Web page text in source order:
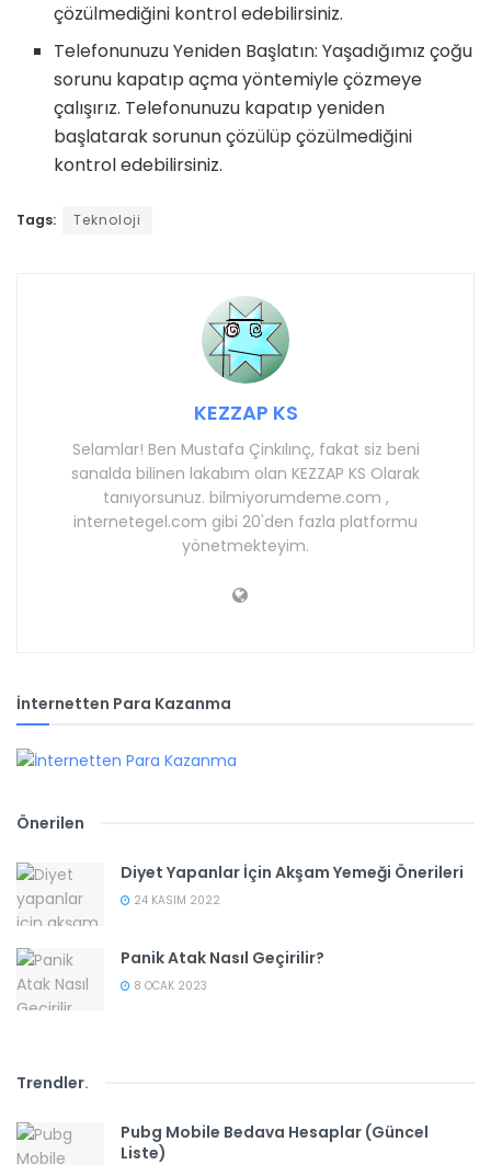
çözülmediğini kontrol edebilirsiniz.
Telefonunuzu Yeniden Başlatın: Yaşadığımız çoğu
sorunu kapatıp açma yöntemiyle çözmeye
çalışırız. Telefonunuzu kapatıp yeniden
başlatarak sorunun çözülüp çözülmediğini
kontrol edebilirsiniz.
Tags: Teknoloji
KEZZAP KS
Selamlar! Ben Mustafa Çinkılınç, fakat siz beni
sanalda bilinen lakabım olan KEZZAP KS Olarak
tanıyorsunuz. bilmiyorumdeme.com ,
internetegel.com gibi 20'den fazla platformu
yönetmekteyim.
İnternetten Para Kazanma
Önerilen
Diyet Yapanlar İçin Akşam Yemeği Önerileri
24 KASIM 2022
Panik Atak Nasıl Geçirilir?
8 OCAK 2023
Trendler.
Pubg Mobile Bedava Hesaplar (Güncel
Liste)